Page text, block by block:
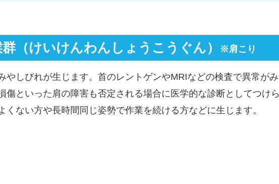
（けいけんわんしょうこうぐん） ※肩こり
やしびれが生じます。首のレントゲンやMRIなどの検査で異常がみ
傷といった肩の障害も否定される場合に医学的な診断としてつけら
くない方や長時間同じ姿勢で作業を続ける方などに生じます。